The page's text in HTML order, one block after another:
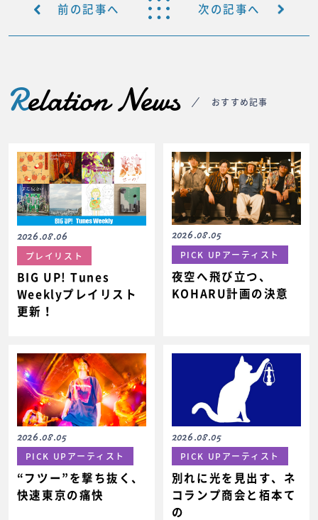
前の記事へ 次の記事へ
Relation News おすすめ記事
2026.08.06
プレイリスト
BIG UP! Tunes
Weeklyプレイリスト
更新！
2026.08.05
PICK UPアーティスト
夜空へ飛び立つ、
KOHARU計画の決意
2026.08.05
PICK UPアーティスト
“フツー”を撃ち抜く、
快速東京の痛快
2026.08.05
PICK UPアーティスト
別れに光を見出す、ネ
コランプ商会と栢本て
の